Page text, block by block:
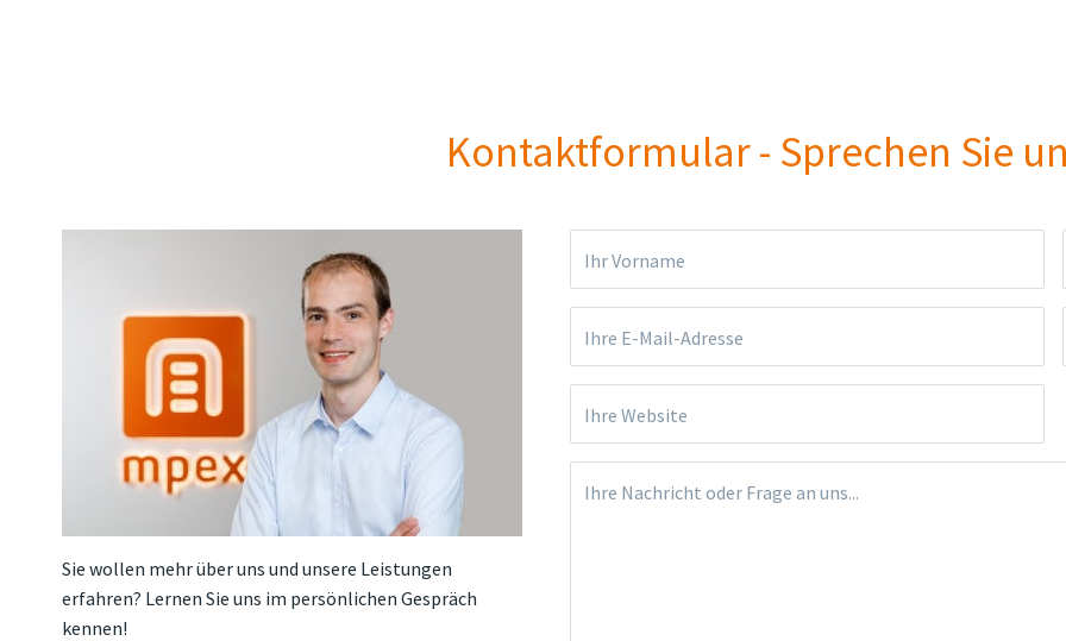
Kontaktformular - Sprechen Sie
Sie wollen mehr über uns und unsere Leistungen
erfahren? Lernen Sie uns im persönlichen Gespräch
kennen!
Ihr Vorname
Ihre E-Mail-Adresse
Ihre Website
Ihre Nachricht oder Frage an uns...